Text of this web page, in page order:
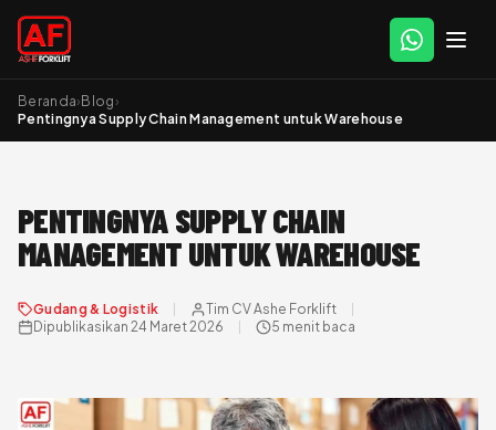
Beranda› Blog ›
Pentingnya Supply Chain Management untuk Warehouse
PENTINGNYA SUPPLY CHAIN
MANAGEMENT UNTUK WAREHOUSE
Gudang & Logistik
Tim CV Ashe Forklift
Dipublikasikan 24 Maret 2026
5 menit baca